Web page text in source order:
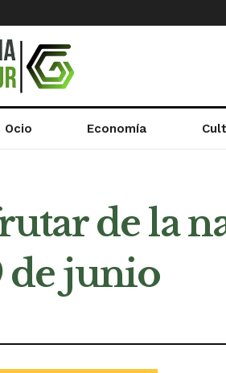
Ocio Economía
de la
de junio